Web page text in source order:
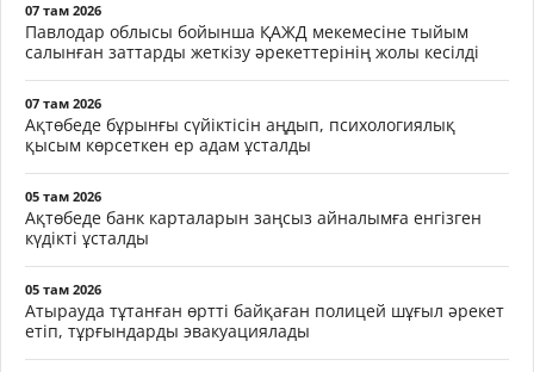
07 там 2026
Павлодар облысы бойынша ҚАЖД мекемесіне тыйым
салынған заттарды жеткізу әрекеттерінің жолы кесілді
07 там 2026
Ақтөбеде бұрынғы сүйіктісін аңдып, психологиялық
қысым көрсеткен ер адам ұсталды
05 там 2026
Ақтөбеде банк карталарын заңсыз айналымға енгізген
күдікті ұсталды
05 там 2026
Атырауда тұтанған өртті байқаған полицей шұғыл әрекет
етіп, тұрғындарды эвакуациялады